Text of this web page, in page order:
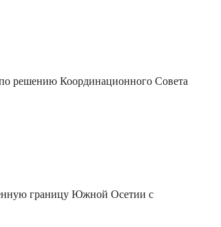
решению Координационного Совета
границу Южной Осетии с